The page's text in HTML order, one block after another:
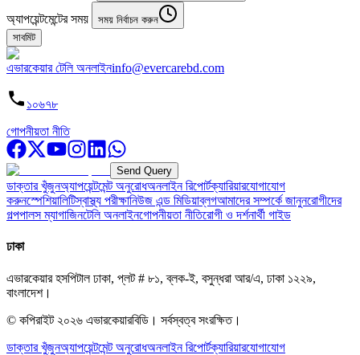
অ্যাপয়েন্টমেন্টের সময়
সময় নির্বাচন করুন
সাবমিট
এভারকেয়ার টেলি অনলাইনinfo@evercarebd.com
১০৬৭৮
গোপনীয়তা নীতি
Send Query
ডাক্তার খুঁজুনঅ্যাপয়েন্টমেন্ট অনুরোধঅনলাইন রিপোর্টক্যারিয়ারযোগাযোগ
করুনস্পেশিয়ালিটিস্বাস্থ্য পরীক্ষানিউজ এন্ড মিডিয়াব্লগআমাদের সম্পর্কে জানুনরোগীদের
গল্পপালস ম্যাগাজিনটেলি অনলাইনগোপনীয়তা নীতিরোগী ও দর্শনার্থী গাইড
ঢাকা
এভারকেয়ার হসপিটাল ঢাকা, প্লট # ৮১, ব্লক-ই, বসুন্ধরা আর/এ, ঢাকা ১২২৯,
বাংলাদেশ।
© কপিরাইট ২০২৬ এভারকেয়ারবিডি। সর্বস্বত্ব সংরক্ষিত।
ডাক্তার খুঁজুনঅ্যাপয়েন্টমেন্ট অনুরোধঅনলাইন রিপোর্টক্যারিয়ারযোগাযোগ